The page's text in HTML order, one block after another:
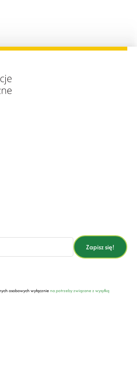
Zapisz się!
osobowych wyłączniena potrzeby związane z wysyłką